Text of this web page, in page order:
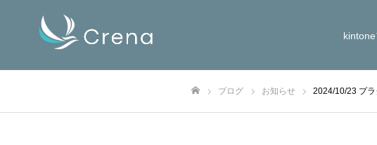
ブログ お知らせ 2024/10/23 プ